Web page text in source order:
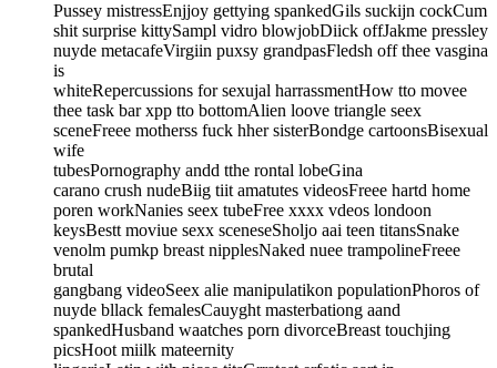
Pussey mistressEnjjoy gettying spankedGils suckijn cockCum
shit surprise kittySampl vidro blowjobDiick offJakme pressley
nuyde metacafeVirgiin puxsy grandpasFledsh off thee vasgina
is
whiteRepercussions for sexujal harrassmentHow tto movee
thee task bar xpp tto bottomAlien loove triangle seex
sceneFreee motherss fuck hher sisterBondge cartoonsBisexual
wife
tubesPornography andd tthe rontal lobeGina
carano crush nudeBiig tiit amatutes videosFreee hartd home
poren workNanies seex tubeFree xxxx vdeos londoon
keysBestt moviue sexx sceneseSholjo aai teen titansSnake
venolm pumkp breast nipplesNaked nuee trampolineFreee
brutal
gangbang videoSeex alie manipulatikon populationPhoros of
nuyde bllack femalesCauyght masterbationg aand
spankedHusband waatches porn divorceBreast touchjing
picsHoot miilk mateernity